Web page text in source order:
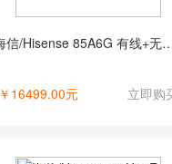
海信/Hisense 85A6G 有线+无线/超高清(4k)/
￥16499.00元 立即购